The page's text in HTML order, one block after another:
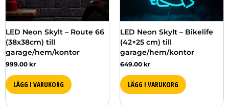
LED Neon Skylt – Route 66
(38x38cm) till
garage/hem/kontor
999.00 kr
LÄGG I VARUKORG
LED Neon Skylt – Bikelife
(42×25 cm) till
garage/hem/kontor
649.00 kr
LÄGG I VARUKORG